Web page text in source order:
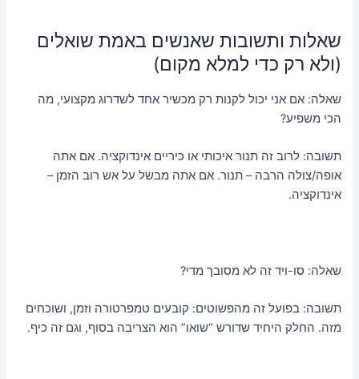
שאלות ותשובות שאנשים באמת שואלים
(ולא רק כדי למלא מקום)
שאלה: אם אני יכול לקנות רק מכשיר אחד לשדרוג מקצועי, מה
הכי משפיע?
תשובה: לרוב זה תנור איכותי או כיריים אינדוקציה. אם אתה
אופה/צולה הרבה – תנור. אם אתה מבשל על אש רוב הזמן –
אינדוקציה.
שאלה: סו-ויד זה לא מסובך מדי?
תשובה: בפועל זה מהפשוטים: קובעים טמפרטורה וזמן, ושוכחים
מזה. החלק היחיד שדורש “שואו” הוא הצריבה בסוף, וגם זה כיף.